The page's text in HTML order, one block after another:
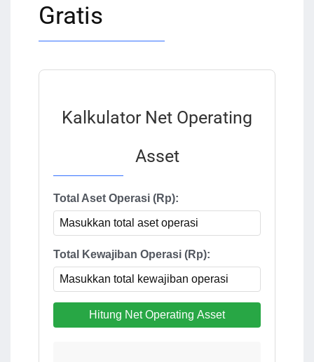
Gratis
Kalkulator Net Operating
Asset
Total Aset Operasi (Rp):
Total Kewajiban Operasi (Rp):
Hitung Net Operating Asset